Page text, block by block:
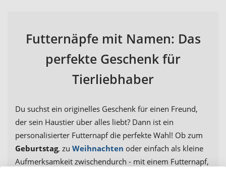
Futternäpfe mit Namen: Das
perfekte Geschenk für
Tierliebhaber
Du suchst ein originelles Geschenk für einen Freund,
der sein Haustier über alles liebt? Dann ist ein
personalisierter Futternapf die perfekte Wahl! Ob zum
Geburtstag, zu Weihnachten oder einfach als kleine
Aufmerksamkeit zwischendurch - mit einem Futternapf,